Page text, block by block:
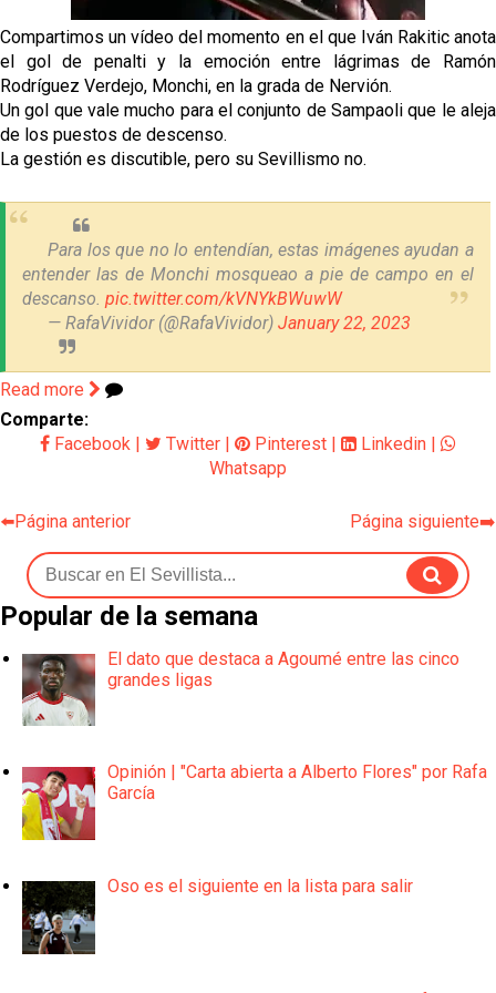
grandes ligas
Juanlu de vuelta a Sevilla para cerrar su fichaje a la
Premier
El Granada negocia con el Sevilla FC por Alberto
Flores
El Sevilla continúa con despidos y rechaza una
oferta de 420 millones por el club
El Sevilla mueve ficha por Robbie Ure: la opción 'A'
para el ataque nervionense
Compartimos un vídeo del momento en el que Iván Rakitic anota
el gol de penalti y la emoción entre lágrimas de Ramón
Rodríguez Verdejo, Monchi, en la grada de Nervión.
Un gol que vale mucho para el conjunto de Sampaoli que le aleja
de los puestos de descenso.
La gestión es discutible, pero su Sevillismo no.
Para los que no lo entendían, estas imágenes ayudan a
entender las de Monchi mosqueao a pie de campo en el
descanso. pic.twitter.com/kVNYkBWuwW
— RafaVividor (@RafaVividor) January 22, 2023
Read more
Comparte:
Facebook
Twitter Pinterest Linkedin
Whatsapp
⬅️Página anterior Página siguiente➡️
Popular de la semana
El dato que destaca a Agoumé entre las cinco
grandes ligas
Opinión | "Carta abierta a Alberto Flores" por Rafa
García
Oso es el siguiente en la lista para salir